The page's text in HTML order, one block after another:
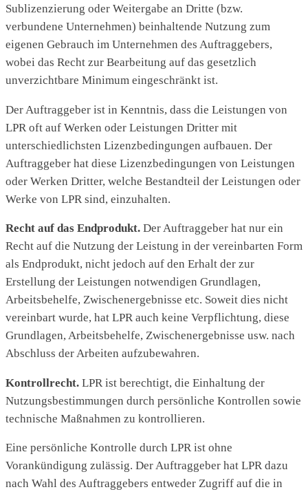
Sublizenzierung oder Weitergabe an Dritte (bzw.
verbundene Unternehmen) beinhaltende Nutzung zum
eigenen Gebrauch im Unternehmen des Auftraggebers,
wobei das Recht zur Bearbeitung auf das gesetzlich
unverzichtbare Minimum eingeschränkt ist.
Der Auftraggeber ist in Kenntnis, dass die Leistungen von
LPR oft auf Werken oder Leistungen Dritter mit
unterschiedlichsten Lizenzbedingungen aufbauen. Der
Auftraggeber hat diese Lizenzbedingungen von Leistungen
oder Werken Dritter, welche Bestandteil der Leistungen oder
Werke von LPR sind, einzuhalten.
Recht auf das Endprodukt. Der Auftraggeber hat nur ein
Recht auf die Nutzung der Leistung in der vereinbarten Form
als Endprodukt, nicht jedoch auf den Erhalt der zur
Erstellung der Leistungen notwendigen Grundlagen,
Arbeitsbehelfe, Zwischenergebnisse etc. Soweit dies nicht
vereinbart wurde, hat LPR auch keine Verpflichtung, diese
Grundlagen, Arbeitsbehelfe, Zwischenergebnisse usw. nach
Abschluss der Arbeiten aufzubewahren.
Kontrollrecht. LPR ist berechtigt, die Einhaltung der
Nutzungsbestimmungen durch persönliche Kontrollen sowie
technische Maßnahmen zu kontrollieren.
Eine persönliche Kontrolle durch LPR ist ohne
Vorankündigung zulässig. Der Auftraggeber hat LPR dazu
nach Wahl des Auftraggebers entweder Zugriff auf die in